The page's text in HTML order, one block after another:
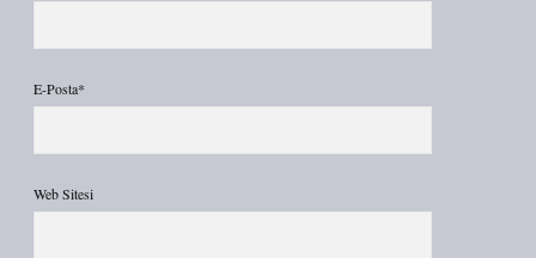
E-Posta*
Web Sitesi